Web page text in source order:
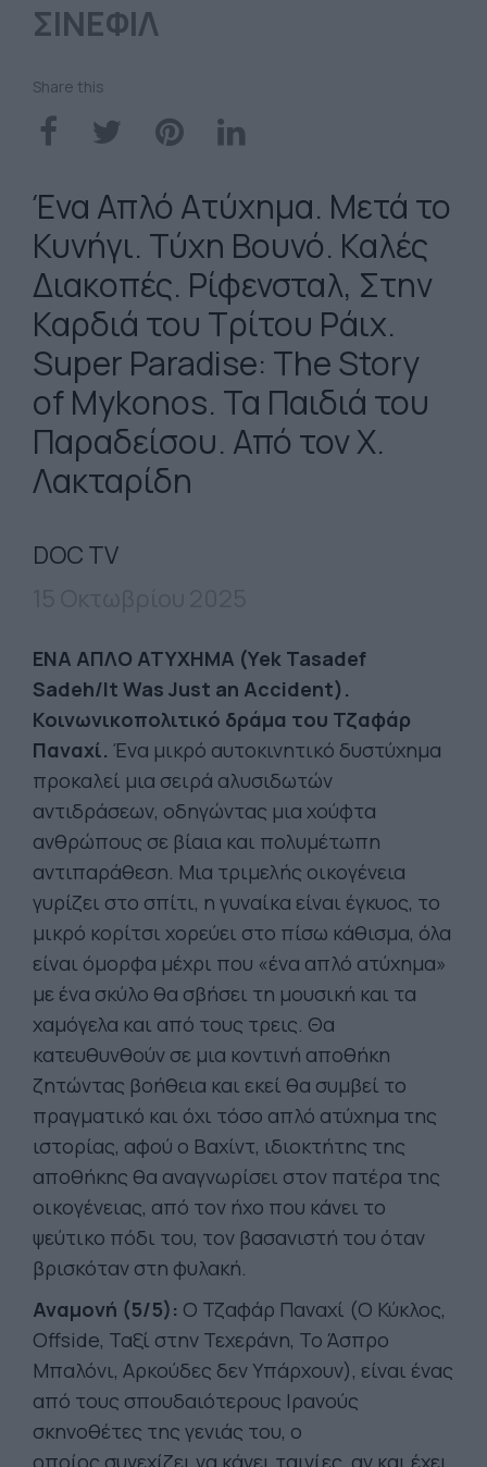
ΣΙΝΕΦΙΛ
Share this
Ένα Απλό Ατύχημα. Μετά το
Κυνήγι. Τύχη Βουνό. Καλές
Διακοπές. Ρίφενσταλ, Στην
Καρδιά του Τρίτου Ράιχ.
Super Paradise: The Story
of Mykonos. Τα Παιδιά του
Παραδείσου. Από τον Χ.
Λακταρίδη
DOC TV
ΕΝΑ ΑΠΛΟ ΑΤΥΧΗΜΑ (Yek Tasadef
Sadeh/It Was Just an Accident).
Κοινωνικοπολιτικό δράμα του Τζαφάρ
Παναχί. Ένα μικρό αυτοκινητικό δυστύχημα
προκαλεί μια σειρά αλυσιδωτών
αντιδράσεων, οδηγώντας μια χούφτα
ανθρώπους σε βίαια και πολυμέτωπη
αντιπαράθεση. Μια τριμελής οικογένεια
γυρίζει στο σπίτι, η γυναίκα είναι έγκυος, το
μικρό κορίτσι χορεύει στο πίσω κάθισμα, όλα
είναι όμορφα μέχρι που «ένα απλό ατύχημα»
με ένα σκύλο θα σβήσει τη μουσική και τα
χαμόγελα και από τους τρεις. Θα
κατευθυνθούν σε μια κοντινή αποθήκη
ζητώντας βοήθεια και εκεί θα συμβεί το
πραγματικό και όχι τόσο απλό ατύχημα της
ιστορίας, αφού ο Βαχίντ, ιδιοκτήτης της
αποθήκης θα αναγνωρίσει στον πατέρα της
οικογένειας, από τον ήχο που κάνει το
ψεύτικο πόδι του, τον βασανιστή του όταν
βρισκόταν στη φυλακή.
Αναμονή (5/5): Ο Τζαφάρ Παναχί (Ο Κύκλος,
Offside, Ταξί στην Τεχεράνη, Το Άσπρο
Μπαλόνι, Αρκούδες δεν Υπάρχουν), είναι ένας
από τους σπουδαιότερους Ιρανούς
σκηνοθέτες της γενιάς του, ο
οποίος συνεχίζει να κάνει ταινίες, αν και έχει